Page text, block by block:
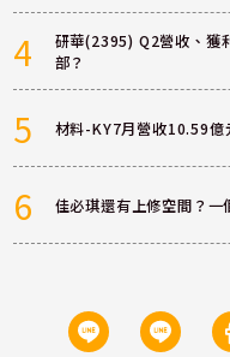
4
研華(2395) Q2營收、獲
部？
5 材料-KY7月營收10.59
6 佳必琪還有上修空間？